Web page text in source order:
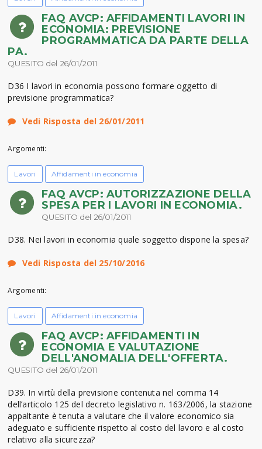
FAQ AVCP: AFFIDAMENTI LAVORI IN
ECONOMIA: PREVISIONE
PROGRAMMATICA DA PARTE DELLA
PA.
QUESITO del 26/01/2011
D36 I lavori in economia possono formare oggetto di
previsione programmatica?
Vedi Risposta del 26/01/2011
Argomenti:
Lavori Affidamenti in economia
FAQ AVCP: AUTORIZZAZIONE DELLA
SPESA PER I LAVORI IN ECONOMIA.
QUESITO del 26/01/2011
D38. Nei lavori in economia quale soggetto dispone la spesa?
Vedi Risposta del 25/10/2016
Argomenti:
Lavori Affidamenti in economia
FAQ AVCP: AFFIDAMENTI IN
ECONOMIA E VALUTAZIONE
DELL'ANOMALIA DELL'OFFERTA.
QUESITO del 26/01/2011
D39. In virtù della previsione contenuta nel comma 14
dell’articolo 125 del decreto legislativo n. 163/2006, la stazione
appaltante è tenuta a valutare che il valore economico sia
adeguato e sufficiente rispetto al costo del lavoro e al costo
relativo alla sicurezza?